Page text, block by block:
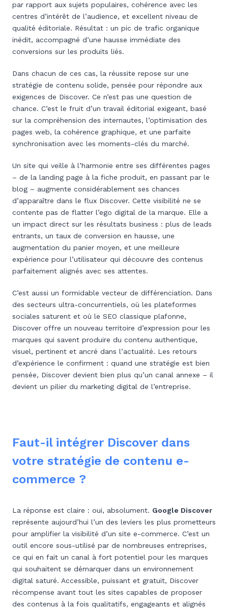
par rapport aux sujets populaires, cohérence avec les
centres d’intérêt de l’audience, et excellent niveau de
qualité éditoriale. Résultat : un pic de trafic organique
inédit, accompagné d’une hausse immédiate des
conversions sur les produits liés.
Dans chacun de ces cas, la réussite repose sur une
stratégie de contenu solide, pensée pour répondre aux
exigences de Discover. Ce n’est pas une question de
chance. C’est le fruit d’un travail éditorial exigeant, basé
sur la compréhension des internautes, l’optimisation des
pages web, la cohérence graphique, et une parfaite
synchronisation avec les moments-clés du marché.
Un site qui veille à l’harmonie entre ses différentes pages
– de la landing page à la fiche produit, en passant par le
blog – augmente considérablement ses chances
d’apparaître dans le flux Discover. Cette visibilité ne se
contente pas de flatter l’ego digital de la marque. Elle a
un impact direct sur les résultats business : plus de leads
entrants, un taux de conversion en hausse, une
augmentation du panier moyen, et une meilleure
expérience pour l’utilisateur qui découvre des contenus
parfaitement alignés avec ses attentes.
C’est aussi un formidable vecteur de différenciation. Dans
des secteurs ultra-concurrentiels, où les plateformes
sociales saturent et où le SEO classique plafonne,
Discover offre un nouveau territoire d’expression pour les
marques qui savent produire du contenu authentique,
visuel, pertinent et ancré dans l’actualité. Les retours
d’expérience le confirment : quand une stratégie est bien
pensée, Discover devient bien plus qu’un canal annexe – il
devient un pilier du marketing digital de l’entreprise.
Faut-il intégrer Discover dans
votre stratégie de contenu e-
commerce ?
La réponse est claire : oui, absolument. Google Discover
représente aujourd’hui l’un des leviers les plus prometteurs
pour amplifier la visibilité d’un site e-commerce. C’est un
outil encore sous-utilisé par de nombreuses entreprises,
ce qui en fait un canal à fort potentiel pour les marques
qui souhaitent se démarquer dans un environnement
digital saturé. Accessible, puissant et gratuit, Discover
récompense avant tout les sites capables de proposer
des contenus à la fois qualitatifs, engageants et alignés